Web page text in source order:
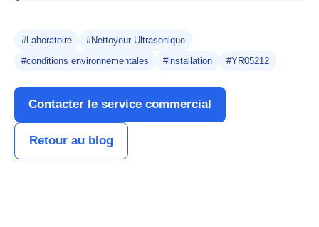
#Laboratoire
#Nettoyeur Ultrasonique
#conditions environnementales
#installation #YR05212
Contacter le service commercial
Retour au blog